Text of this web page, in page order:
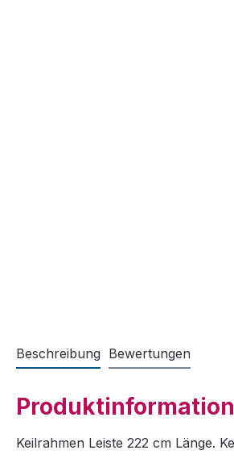
Beschreibung Bewertungen
Keilrahmen Leiste 222 cm Länge.